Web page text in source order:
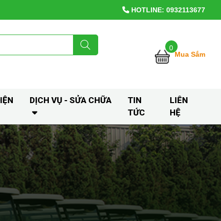
HOTLINE: 0932113677
0
Mua Sắm
DỊCH VỤ - SỬA CHỮA
TIN
TỨC
LIÊN
HỆ